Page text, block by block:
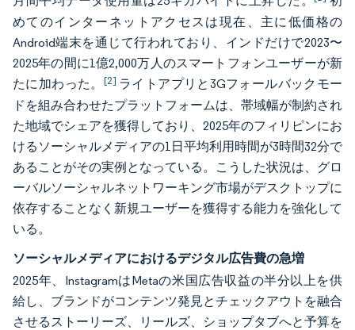
めてのインターネットアクセスは現在、主に低価格の
Android端末を通じて行われており、インドだけで2023〜
2025年の間に1億2,000万人のスマートフォンユーザーが新
たに加わった。 [2] ライトアプリと3Gフォールバックモー
ドを組み合わせたプラットフォームは、帯域幅が制約され
た地域でシェアを獲得しており、2025年のフィリピンにお
けるソーシャルメディアの1日平均利用時間が3時間32分で
あることがその実例となっている。こうした状況は、グロ
ーバルソーシャルネットワーキング市場がデスクトップに
依存することなく新規ユーザーを獲得する能力を強化して
いる。
ソーシャルメディアにおけるデジタル広告費の急増
2025年、InstagramはMetaの米国広告収益の半分以上を供
給し、ブランドがコンテンツ発見とチェックアウトを融合
させるストーリーズ、リールズ、ショップタブへと予算を